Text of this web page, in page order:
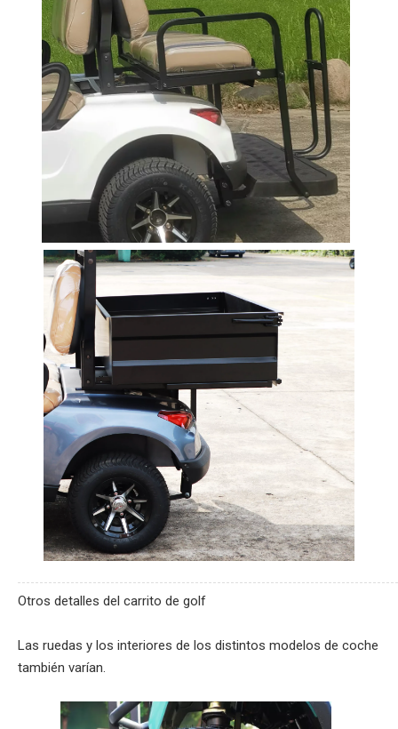
Otros detalles del carrito de golf
Las ruedas y los interiores de los distintos modelos de coche
también varían.